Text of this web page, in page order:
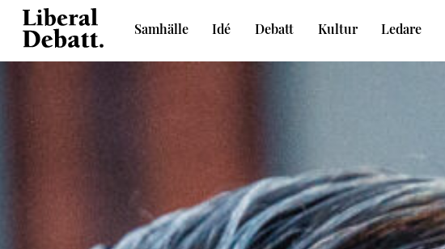
Skip
content
Samhälle Idé Debatt Kultur Ledare